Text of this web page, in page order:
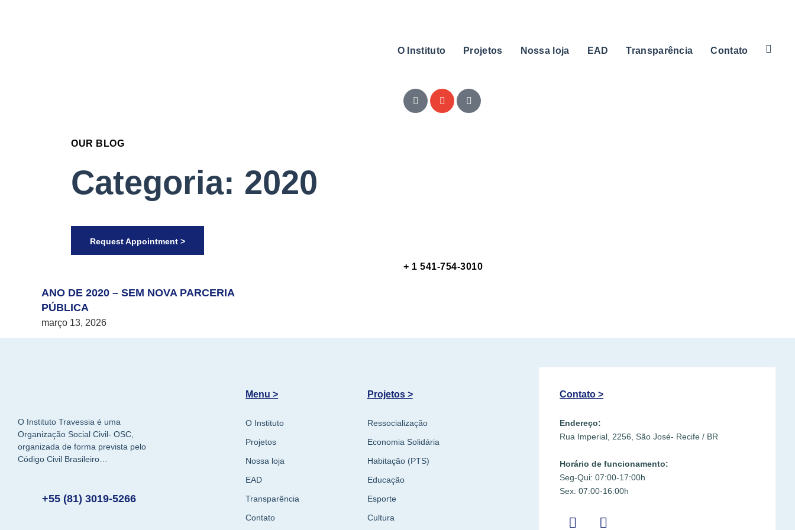
O Instituto Projetos Nossa loja EAD Transparência Contato
OUR BLOG
Categoria: 2020
Request Appointment >
+ 1 541-754-3010
ANO DE 2020 – SEM NOVA PARCERIA
PÚBLICA
março 13, 2026
O Instituto Travessia é uma
Organização Social Civil- OSC,
organizada de forma prevista pelo
Código Civil Brasileiro…
+55 (81) 3019-5266
Menu >
O Instituto
Projetos
Nossa loja
EAD
Transparência
Contato
Projetos >
Ressocialização
Economia Solidária
Habitação (PTS)
Educação
Esporte
Cultura
Contato >
Endereço:
Rua Imperial, 2256, São José- Recife / BR
Horário de funcionamento:
Seg-Qui: 07:00-17:00h
Sex: 07:00-16:00h